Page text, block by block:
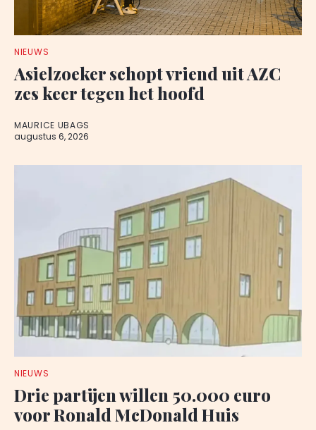
NIEUWS
Asielzoeker schopt vriend uit AZC
zes keer tegen het hoofd
MAURICE UBAGS
augustus 6, 2026
NIEUWS
Drie partijen willen 50.000 euro
voor Ronald McDonald Huis